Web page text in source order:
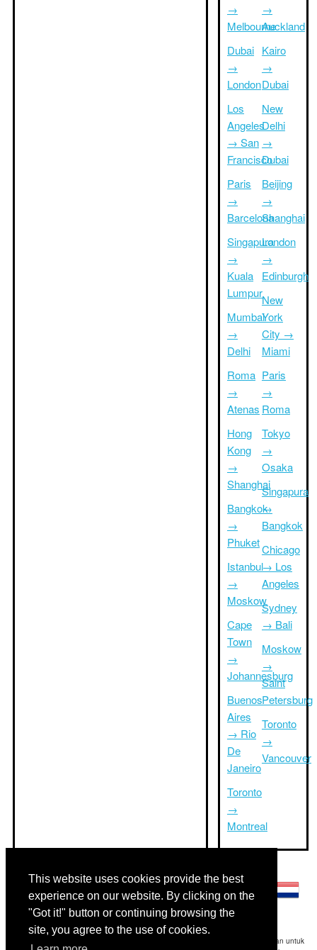
This website uses cookies provide the best
experience on our website. By clicking on the
"Got it!" button or continuing browsing the
site, you agree to the use of cookies.
→
Melbourne
Dubai
→
London
Los
Angeles
→ San
Francisco
Paris
→
Barcelona
Singapura
→
Kuala
Lumpur
Mumbai
→
Delhi
Roma
→
Atenas
Hong
Kong
→
Shanghai
Bangkok
→
Phuket
Istanbul
→
Moskow
Cape
Town
→
Johannesburg
Buenos
Aires
→ Rio
De
Janeiro
Toronto
→
Montreal
→
Auckland
Kairo
→
Dubai
New
Delhi
→
Dubai
Beijing
→
Shanghai
London
→
Edinburgh
New
York
City →
Miami
Paris
→
Roma
Tokyo
→
Osaka
Singapura
→
Bangkok
Chicago
→ Los
Angeles
Sydney
→ Bali
Moskow
→
Saint
Petersburg
Toronto
→
Vancouver
Disclaimer: Informasi yang ditampilkan di situs ini adalah perkiraan terbaik kami dan untuk